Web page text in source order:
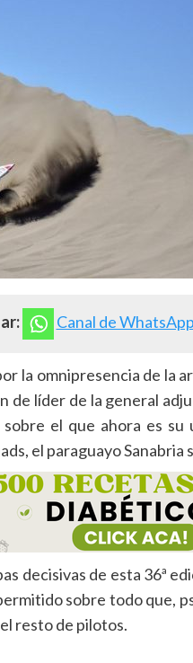
Canal de
la omnipresencia de la
de líder de la general
el que ahora es
el paraguayo Sanabria
decisivas de esta 36ª
sobre todo que,
resto de pilotos.